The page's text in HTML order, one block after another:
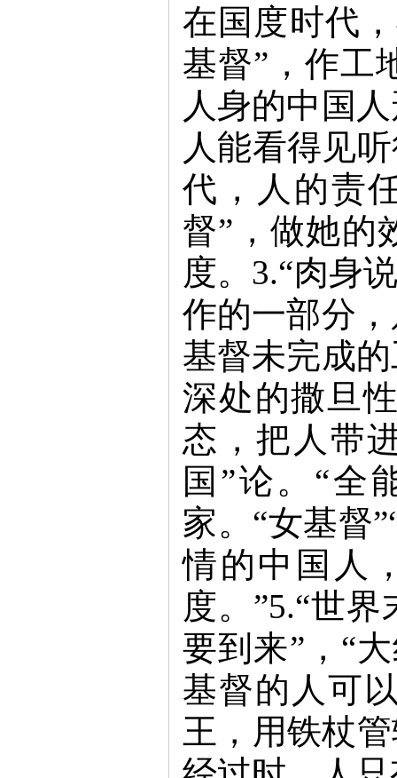
在国度时代
基督”，作工
人身的中国
人能看得见
代，人的责
督”，做她的
度。3.“肉身
作的一部分
基督未完成
深处的撒旦
态，把人带
国”论。“全
家。“女基督
情的中国人
度。”5.“世
要到来”，“
基督的人可
王，用铁杖